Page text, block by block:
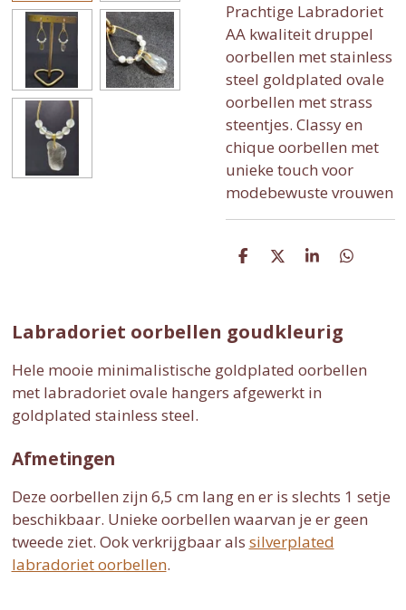
Prachtige Labradoriet
AA kwaliteit druppel
oorbellen met stainless
steel goldplated ovale
oorbellen met strass
steentjes. Classy en
chique oorbellen met
unieke touch voor
modebewuste vrouwen
D
n
D
S
e
D
Labradoriet oorbellen goudkleurig
Hele mooie minimalistische goldplated oorbellen
met labradoriet ovale hangers afgewerkt in
goldplated stainless steel.
Afmetingen
Deze oorbellen zijn 6,5 cm lang en er is slechts 1 setje
beschikbaar. Unieke oorbellen waarvan je er geen
tweede ziet. Ook verkrijgbaar als silverplated
labradoriet oorbellen.